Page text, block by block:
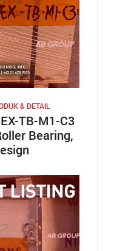
& DETAIL
TB-M1-C3
Bearing,